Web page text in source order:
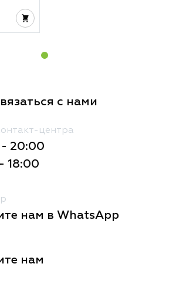
с нами
центра
- 20:00
18:00
нам в WhatsApp
нам